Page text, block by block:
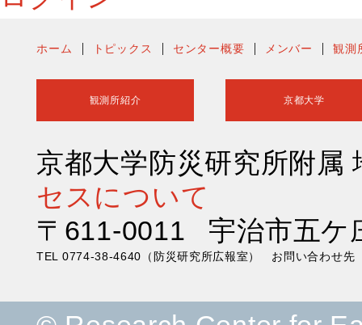
ホーム トピックス センター概要 メンバー 観測
観測所紹介 京都大学
京都大学防災研究所附
セスについて
〒611-0011 宇治市五ケ
TEL 0774-38-4640（防災研究所広報室） お問い合わせ先